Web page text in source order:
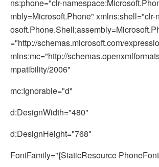
ns:phone="clr-
mbly=Microsoft.Phone" xmlns:shell="clr-
="http://schemas.microsoft.com/
mlns:mc="http://
mpatibility/2006"
mc:Ignorable="d"
d:DesignWidth="480"
d:DesignHeight="768"
FontFamily="{StaticResource